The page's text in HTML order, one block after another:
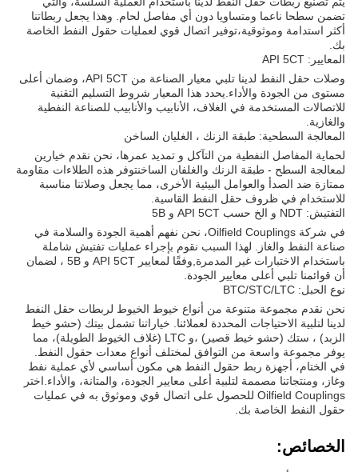
تضمن سطحا ناعما ومتساويا دون أي مفاصل لحام. وهذا يجعل ربطاتنا
أكثر استدامة وموثوقية،توفير اتصال قوي لعمليات حقول النفط الخاصة
بك.
المعايير: API 5CT
وصلات حقل النفط لدينا تلبي معيار الصناعة من API 5CT، وضمان أعلى
مستوى من الجودة والأداء.يحدد هذا المعيار شروط التسليم التقنية
للاتصالات المستخدمة في الغلاف، الأنابيب والأنابيب للصناعة النفطية
والغازية.
المعالجة السطحية: طبقة الزنك ، الغليان الساخن
لحماية المفاصل النفطية من التآكل و تمديد عمرها، نحن نقدم خيارين
لمعالجة السطح - طبقة الزنك والغلفان الساخنتوفر هذه الطلاءات مقاومة
ممتازة ضد الصدأ والعوامل البيئية الأخرى، مما يجعل وصلاتنا مناسبة
للاستخدام في ظروف حقل النفط القاسية.
التفتيش: NDT و الخ حسب API 5CT و 5B
في شركة Oilfield Couplings، نحن نفهم أهمية الجودة والسلامة في
صناعة النفط والغاز. لهذا السبب نقوم بإجراء عمليات تفتيش شاملة
باستخدام الاختبارات غير المدمرة,وفقًا لمعايير API 5CT و 5B ، لضمان
أن قوائمنا تلبي أعلى معايير الجودة.
نوع الحبل: BTC/STC/LTC
نحن نقدم مجموعة متنوعة من أنواع خيوط الخيوط لربطات حقل النفط
لدينا لتلبية الاحتياجات المحددة لعملائنا. خياراتنا تشمل بيتك (حشو خيط
الزبد) ، ستك (حشو خيط قصير) ،و LTC (غلاف الخيوط الطويلة)، مما
يوفر مجموعة واسعة من التوافق لمختلف أنواع معدات حقول النفط.
في الختام، أجهزة ربط حقول النفط هي مكون أساسي لأي عملية نفط
وغاز، ومنتجاتنا مصممة لتلبية أعلى معايير الجودة، والمتانة، والأداء.اختر
Oilfield Couplings للحصول على اتصال قوي وموثوق به في عمليات
حقول النفط الخاصة بك.
الخصائص: